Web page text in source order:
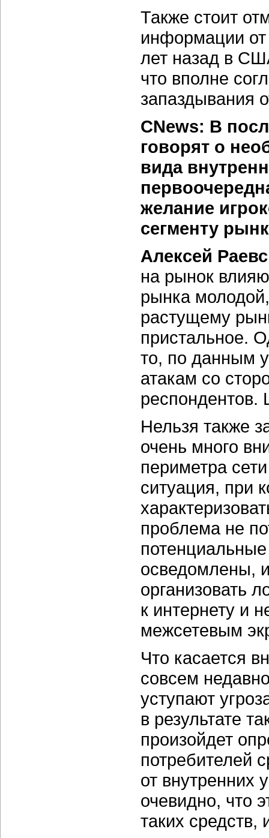
Также стоит
информации от
лет назад в
что вполне
запаздывания
CNews: В
говорят о
вида
желание
сегменту
Алексей
на рынок
рынка
растущему
пристальное.
то, по данным
атакам со
респондентов.
Нельзя также
очень много
периметра
ситуация, при
проблема не
осведомлены,
организовать
к интернету и
межсетевым
Что касается
совсем
уступают
в результате
произойдет
потребителей
от внутренних
очевидно, что
таких